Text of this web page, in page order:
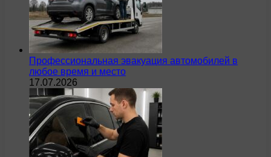
Профессиональная эвакуация автомобилей в
любое время и место
17.07.2026